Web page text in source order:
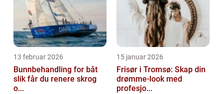
13 februar 2026
Bunnbehandling for båt
slik får du renere skrog
o...
15 januar 2026
Frisør i Tromsø: Skap din
drømme-look med
profesjo...